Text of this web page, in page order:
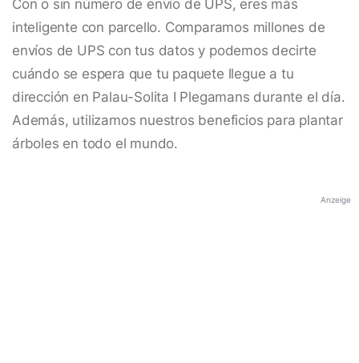
Con o sin número de envío de UPS, eres más
inteligente con parcello. Comparamos millones de
envíos de UPS con tus datos y podemos decirte
cuándo se espera que tu paquete llegue a tu
dirección en Palau-Solita I Plegamans durante el día.
Además, utilizamos nuestros beneficios para plantar
árboles en todo el mundo.
Anzeige